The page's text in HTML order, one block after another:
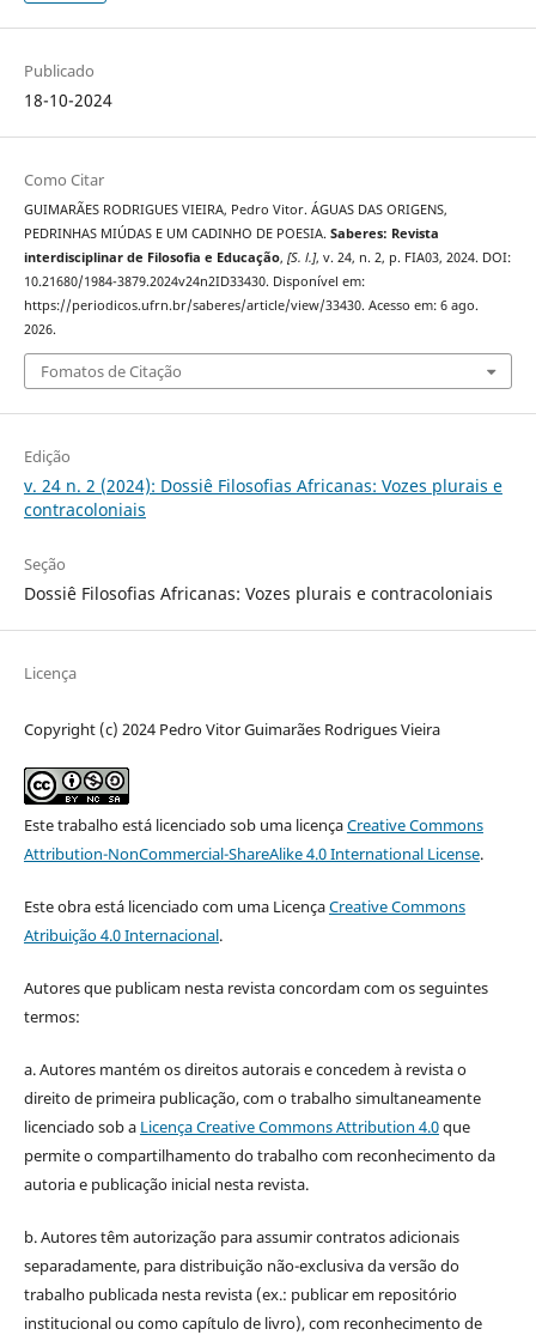
Publicado
18-10-2024
Como Citar
GUIMARÃES RODRIGUES VIEIRA, Pedro Vitor. ÁGUAS DAS ORIGENS,
PEDRINHAS MIÚDAS E UM CADINHO DE POESIA. Saberes: Revista
interdisciplinar de Filosofia e Educação, [S. l.], v. 24, n. 2, p. FIA03, 2024. DOI:
10.21680/1984-3879.2024v24n2ID33430. Disponível em:
https://periodicos.ufrn.br/saberes/article/view/33430. Acesso em: 6 ago.
2026.
Fomatos de Citação
Edição
v. 24 n. 2 (2024): Dossiê Filosofias Africanas: Vozes plurais e
contracoloniais
Seção
Dossiê Filosofias Africanas: Vozes plurais e contracoloniais
Licença
Copyright (c) 2024 Pedro Vitor Guimarães Rodrigues Vieira
Este trabalho está licenciado sob uma licençaCreative Commons
Attribution-NonCommercial-ShareAlike 4.0 International License.
Este obra está licenciado com uma LicençaCreative Commons
Atribuição 4.0 Internacional.
Autores que publicam nesta revista concordam com os seguintes
termos:
a. Autores mantém os direitos autorais e concedem à revista o
direito de primeira publicação, com o trabalho simultaneamente
licenciado sob a Licença Creative Commons Attribution 4.0que
permite o compartilhamento do trabalho com reconhecimento da
autoria e publicação inicial nesta revista.
b. Autores têm autorização para assumir contratos adicionais
separadamente, para distribuição não-exclusiva da versão do
trabalho publicada nesta revista (ex.: publicar em repositório
institucional ou como capítulo de livro), com reconhecimento de